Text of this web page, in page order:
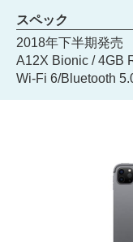
スペック
2018年下半期発売
A12X Bionic / 4GB
Wi-Fi 6/Bluetooth